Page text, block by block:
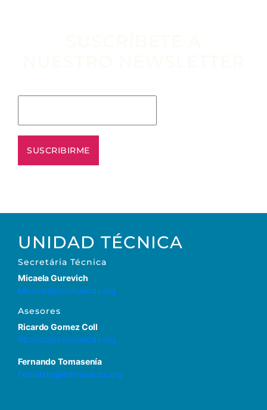
UNIDAD TÉCNICA
Secretária Técnica
Micaela Gurevich
Micaela@ibermusicas.org
Asesores
Ricardo Gomez Coll
Ricardo@ibermusicas.org
Fernando Tomasenía
Fernando@ibermusicas.org